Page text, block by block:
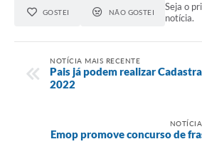
GOSTEI NÃO GOSTEI
Seja o
notícia.
NOTÍCIA MAIS RECENTE
Pais já podem realizar
2022
Emop promove concurso de